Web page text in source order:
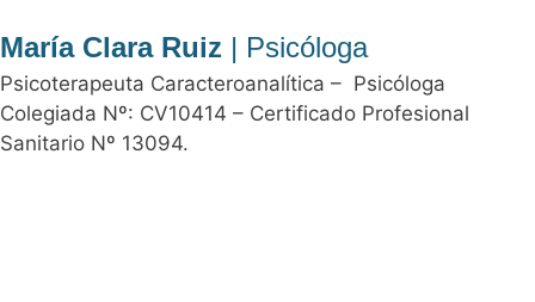
María Clara Ruiz | Psicóloga
Psicoterapeuta Caracteroanalítica – Psicóloga
Colegiada Nº: CV10414 – Certificado Profesional
Sanitario Nº 13094.